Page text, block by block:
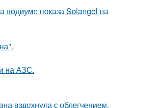
подиуме показа Solangel на
на АЗС.
вздохнула с облегчением.